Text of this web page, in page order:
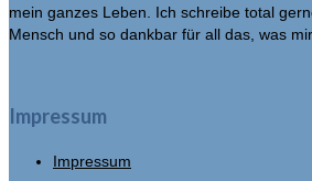
mein ganzes Leben. Ich schreibe total
Mensch und so dankbar für all das, was
Impressum
Impressum